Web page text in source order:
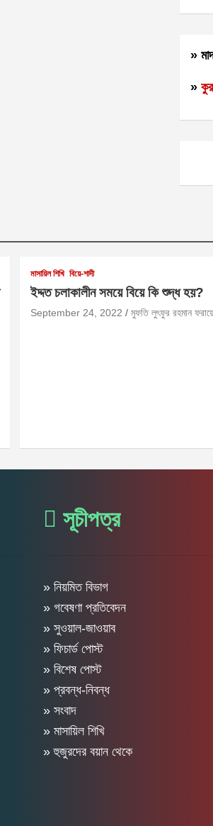
»
»
মাসায়িল শিখি বিয়ে-শাদী
ইদ্দত চলাকালীন সময়ে বিয়ে কি শুদ্ধ হয়?
September 24, 2022 মুফতি লুৎফুর রহমান
সূচীপত্র
» নিয়মিত বিভাগ
» গবেষণা প্রতিবেদন
» সুওয়াল-জাওয়াব
» ফিচার্ড পোস্ট
» বিশেষ পোস্ট
» প্রবন্ধ-নিবন্ধ
» সংবাদ
» মাসায়িল শিখি
» হুজুরদের বয়ান থেকে